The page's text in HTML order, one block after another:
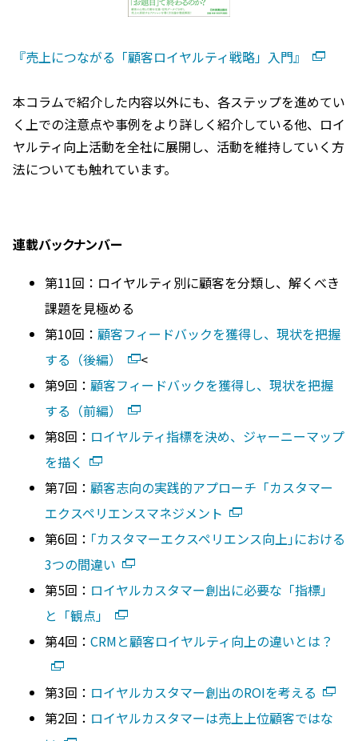
『売上につながる「顧客ロイヤルティ戦略」入門』
本コラムで紹介した内容以外にも、各ステップを進めてい
く上での注意点や事例をより詳しく紹介している他、ロイ
ヤルティ向上活動を全社に展開し、活動を維持していく方
法についても触れています。
連載バックナンバー
第11回：ロイヤルティ別に顧客を分類し、解くべき
課題を見極める
第10回： 顧客フィードバックを獲得し、現状を把握
する（後編）
<
第9回： 顧客フィードバックを獲得し、現状を把握
する（前編）
第8回： ロイヤルティ指標を決め、ジャーニーマップ
を描く
第7回： 顧客志向の実践的アプローチ「カスタマー
エクスペリエンスマネジメント
第6回： ｢カスタマーエクスペリエンス向上｣における
3つの間違い
第5回： ロイヤルカスタマー創出に必要な「指標」
と「観点」
第4回： CRMと顧客ロイヤルティ向上の違いとは？
第3回： ロイヤルカスタマー創出のROIを考える
第2回： ロイヤルカスタマーは売上上位顧客ではな